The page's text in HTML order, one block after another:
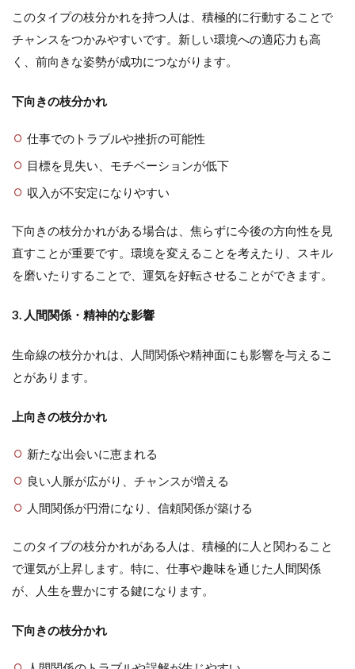
このタイプの枝分かれを持つ人は、積極的に行動することで
チャンスをつかみやすいです。新しい環境への適応力も高
く、前向きな姿勢が成功につながります。
下向きの枝分かれ
仕事でのトラブルや挫折の可能性
目標を見失い、モチベーションが低下
収入が不安定になりやすい
下向きの枝分かれがある場合は、焦らずに今後の方向性を見
直すことが重要です。環境を変えることを考えたり、スキル
を磨いたりすることで、運気を好転させることができます。
3. 人間関係・精神的な影響
生命線の枝分かれは、人間関係や精神面にも影響を与えるこ
とがあります。
上向きの枝分かれ
新たな出会いに恵まれる
良い人脈が広がり、チャンスが増える
人間関係が円滑になり、信頼関係が築ける
このタイプの枝分かれがある人は、積極的に人と関わること
で運気が上昇します。特に、仕事や趣味を通じた人間関係
が、人生を豊かにする鍵になります。
下向きの枝分かれ